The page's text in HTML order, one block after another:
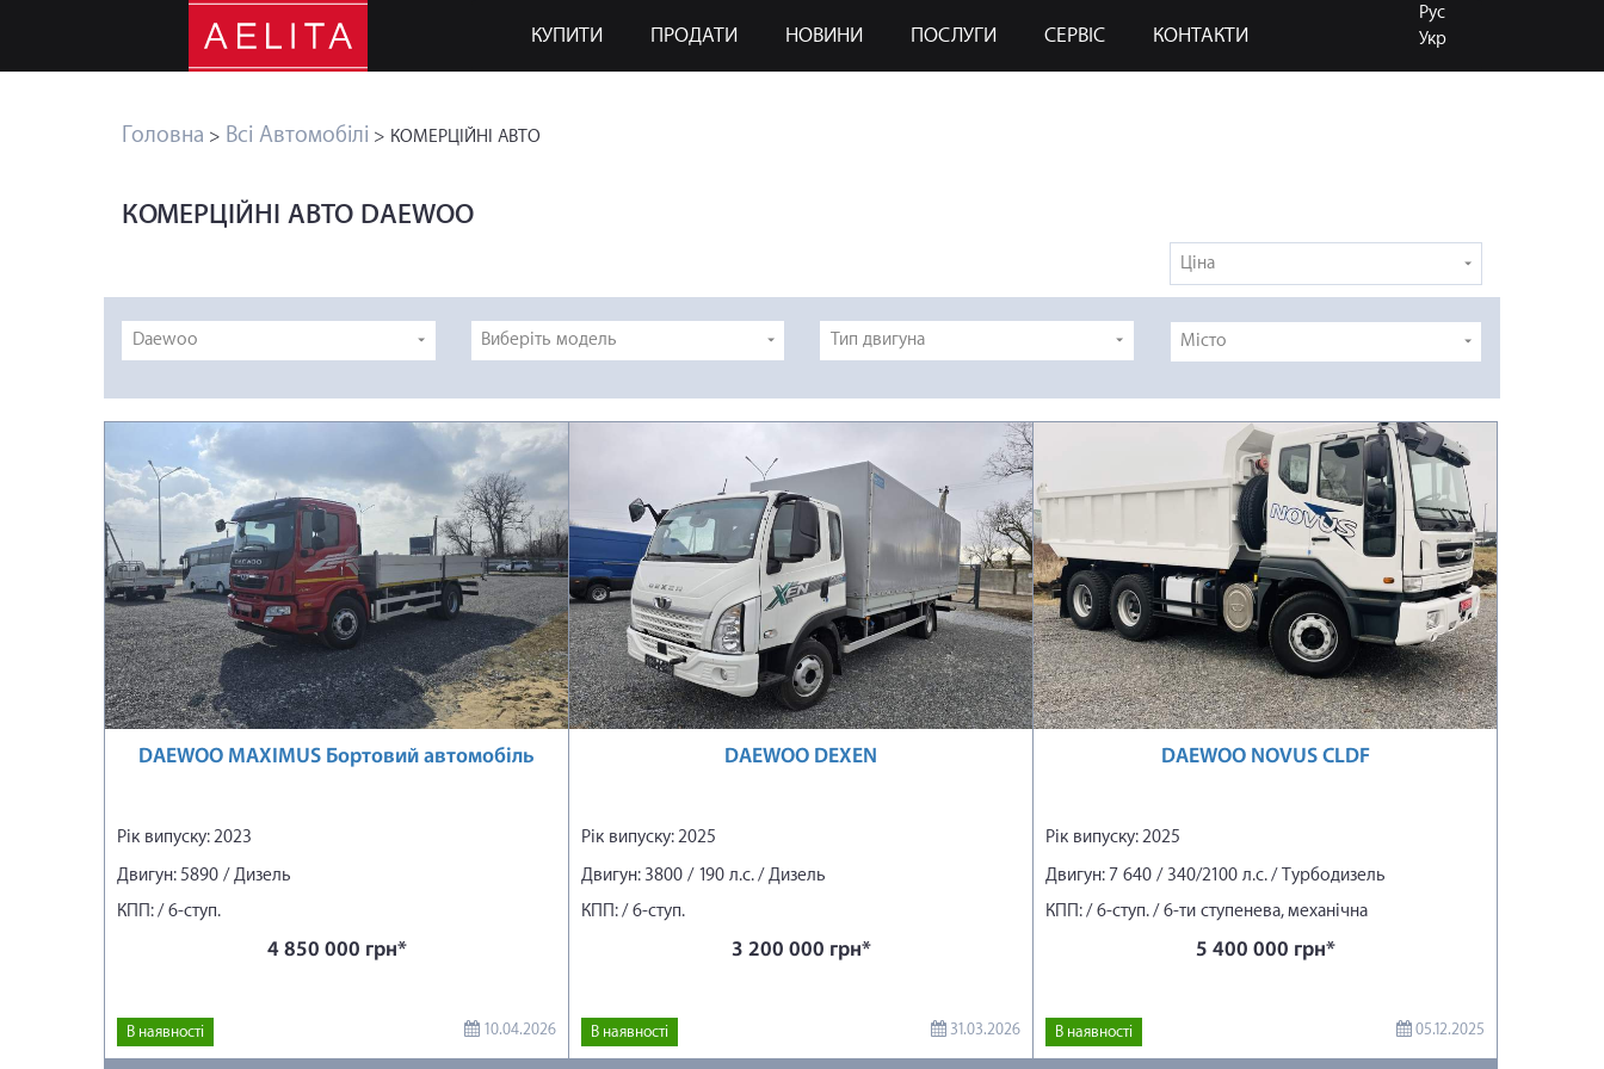
КУПИТИ ПРОДАТИ НОВИНИ ПОСЛУГИ СЕРВІС КОНТАКТИ
Рус
Укр
Головна > Всі Автомобілі > КОМЕРЦІЙНІ АВТО
КОМЕРЦІЙНІ АВТО DAEWOO
Ціна
Daewoo Виберіть модель Тип двигуна Місто
DAEWOO MAXIMUS Бортовий автомобіль
Рік випуску: 2023
Двигун: 5890 / Дизель
КПП: / 6-ступ.
4 850 000 грн*
В наявності 10.04.2026
DAEWOO DEXEN
Рік випуску: 2025
Двигун: 3800 / 190 л.с. / Дизель
КПП: / 6-ступ.
3 200 000 грн*
В наявності 31.03.2026
DAEWOO NOVUS CLDF
Рік випуску: 2025
Двигун: 7 640 / 340/2100 л.с. / Турбодизель
КПП: / 6-ступ. / 6-ти ступенева, механічна
5 400 000 грн*
В наявності 05.12.2025